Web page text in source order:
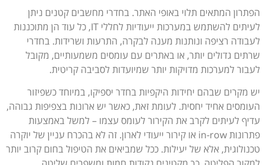
הפתרון המתאים תלוי באופי האתר. בחדרי מחשבים קטנים ניתן
לעיתים להשתמש במערכות ייעודיות לחללי IT, כל עוד הן מתוכננות
לעבודה רציפה ונותנות מענה לבקרה, התרעות ושרידות. בחדרי
שרתים גדולים יותר, או באתרים עם עומסים משמעותיים, מקובל
לעבור למערכות מדויקות יותר שמיועדות לסביבה קריטית.
יש מקרים שבהם יחידות היקפיות בחדר יספיקו, במיוחד כשפיזור
העומסים אחיד יחסית. לעומת זאת, כאשר יש ארונות בצפיפות גבוהה,
עדיף לעיתים לקרב את הקירור לעומס עצמו – למשל באמצעות
פתרונות in-row או קירור ייעודי לארון. זה לא בהכרח עניין של יוקרה
טכנולוגית, אלא של יעילות. ככל שמביאים את הטיפול בחום קרוב יותר